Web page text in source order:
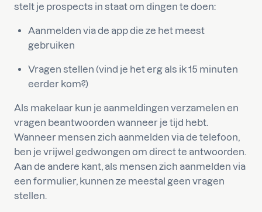
stelt je prospects in staat om dingen te doen:
Aanmelden via de app die ze het meest
gebruiken
Vragen stellen (vind je het erg als ik 15 minuten
eerder kom?)
Als makelaar kun je aanmeldingen verzamelen en
vragen beantwoorden wanneer je tijd hebt.
Wanneer mensen zich aanmelden via de telefoon,
ben je vrijwel gedwongen om direct te antwoorden.
Aan de andere kant, als mensen zich aanmelden via
een formulier, kunnen ze meestal geen vragen
stellen.